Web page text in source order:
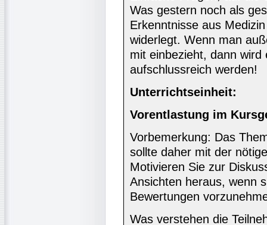
Was gestern noch als
Erkenntnisse aus
widerlegt. Wenn man
mit einbezieht, dann
aufschlussreich werden!
Unterrichtseinheit:
Vorentlastung im
Vorbemerkung: Das
sollte daher mit der
Motivieren Sie zur
Ansichten heraus, wenn
Bewertungen
Was verstehen die